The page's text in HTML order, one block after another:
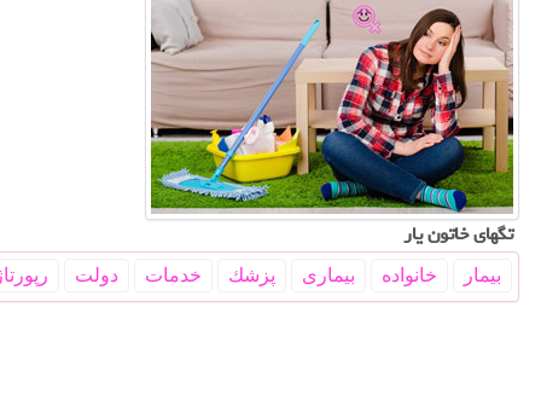
تگهای خاتون یار
بیمار خانواده بیماری پزشك خدمات دولت رپورتاژ